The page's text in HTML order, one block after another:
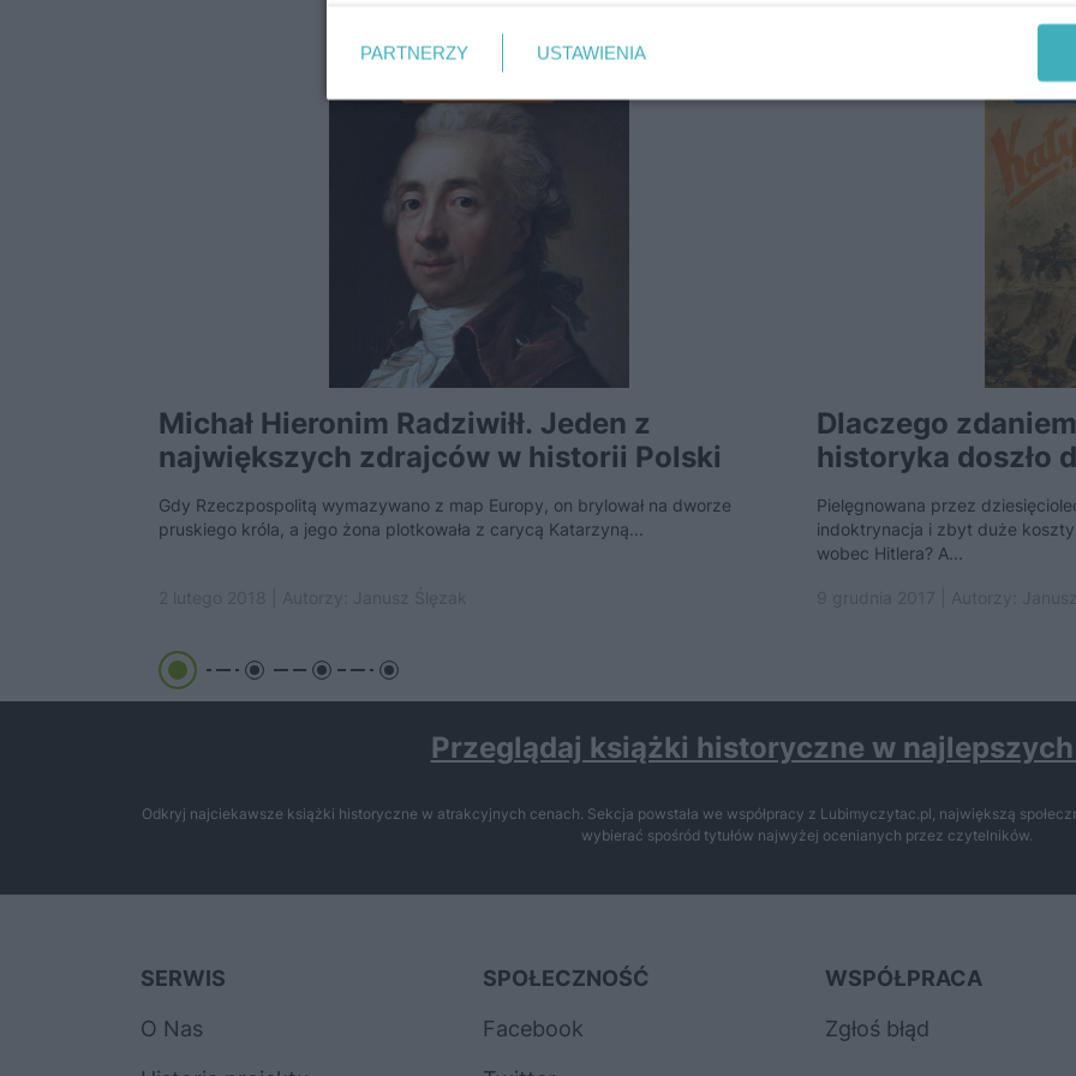
Michał Hieronim Radziwiłł. Jeden z
największych zdrajców w historii Polski
Gdy Rzeczpospolitą wymazywano z map Europy, on brylował na dworze
pruskiego króla, a jego żona plotkowała z carycą Katarzyną...
Dlaczego
historyka doszło
Pielęgnowana przez
indoktrynacja i zbyt duże
wobec Hitlera? A...
Przeglądaj książki historyczne w
Odkryj najciekawsze książki historyczne w atrakcyjnych cenach. Sekcja powstała we współpracy z Lubimyczytac.pl, największą
wybierać spośród tytułów najwyżej ocenianych przez czytelników.
SERWIS
O Nas
SPOŁECZNOŚĆ
Facebook
WSPÓŁPRACA
Zgłoś błąd
PARTNERZY USTAWIENIA